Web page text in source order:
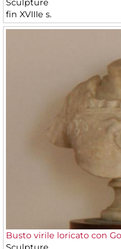
Sculpture
fin XVIIIe s.
Busto virile loricato con